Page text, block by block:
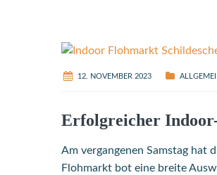
12. NOVEMBER 2023
Erfolgreicher
Am vergangenen Samstag hat
Flohmarkt bot eine breite